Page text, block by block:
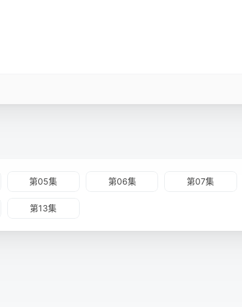
第05集 第06集 第07集
第13集